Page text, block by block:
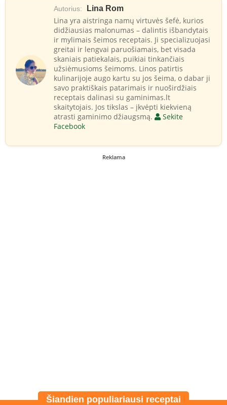
Autorius: Lina Rom
Lina yra aistringa namų virtuvės šefė, kurios
didžiausias malonumas – dalintis išbandytais
ir mylimais šeimos receptais. Ji specializuojasi
greitai ir lengvai paruošiamais, bet visada
skaniais patiekalais, puikiai tinkančiais
užsiėmusioms šeimoms. Linos patirtis
kulinarijoje augo kartu su jos šeima, o dabar ji
savo praktiškais patarimais ir nuoširdžiais
receptais dalinasi su gaminimas.lt
skaitytojais. Jos tikslas – įkvėpti kiekvieną
atrasti gaminimo džiaugsmą.
Sekite
Facebook
Reklama
Šiandien populiariausi receptai